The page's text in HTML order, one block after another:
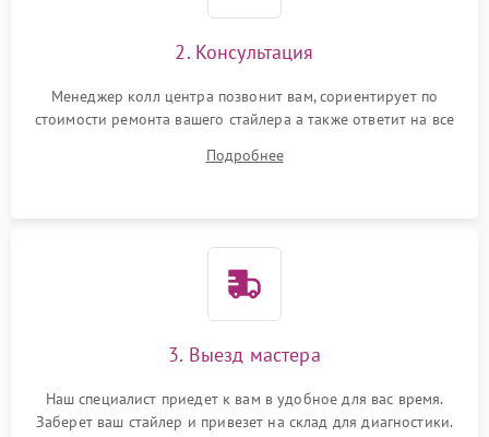
Поломка системы защиты
1000 ₽
Неисправность системы
1000 ₽ Подробнее →
2. Консультация
Менеджер колл центра позвонит вам, сориентирует по
стоимости ремонта вашего стайлера а также ответит на все
Подробнее
3. Выезд мастера
Наш специалист приедет к вам в удобное для вас время.
Заберет ваш стайлер и привезет на склад для диагностики.